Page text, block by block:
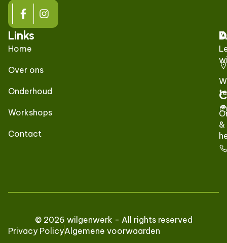
Links
Home
Over ons
Onderhoud
Workshops
Contact
&
© 2026 wilgenwerk - All rights reserved
Privacy PolicyAlgemene voorwaarden